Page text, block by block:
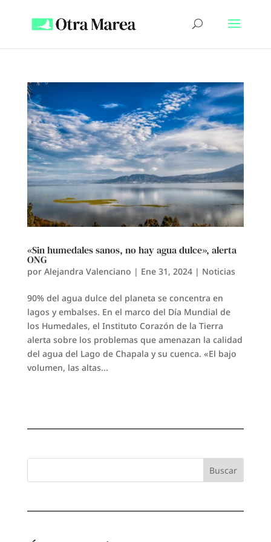
«Sin humedales sanos, no hay agua dulce», alerta
ONG
por Alejandra Valenciano | Ene 31, 2024| Noticias
90% del agua dulce del planeta se concentra en
lagos y embalses. En el marco del Día Mundial de
los Humedales, el Instituto Corazón de la Tierra
alerta sobre los problemas que amenazan la calidad
del agua del Lago de Chapala y su cuenca. «El bajo
volumen, las altas...
Buscar